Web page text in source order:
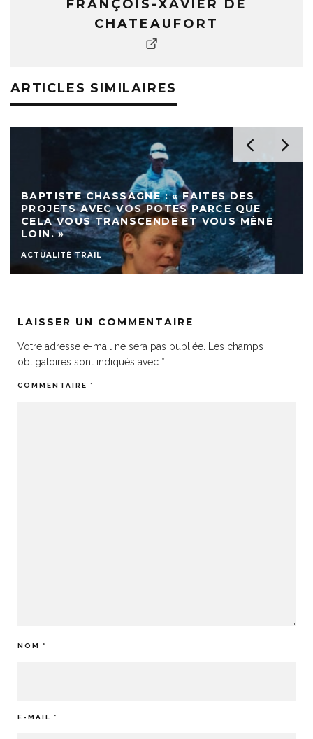
FRANÇOIS-XAVIER DE
CHATEAUFORT
ARTICLES SIMILAIRES
BAPTISTE CHASSAGNE : « FAITES DES
PROJETS AVEC VOS POTES PARCE QUE
CELA VOUS TRANSCENDE ET VOUS MÈNE
LOIN. »
ACTUALITÉ TRAIL
LAISSER UN COMMENTAIRE
Votre adresse e-mail ne sera pas publiée. Les champs
obligatoires sont indiqués avec *
COMMENTAIRE *
NOM *
E-MAIL *